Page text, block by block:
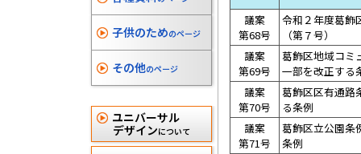
子供のためのページ
その他のページ
ユニバーサル
デザインについて
議案
第68号
令和２年度葛飾
（第７号）
議案
第69号
葛飾区地域コミ
一部を改正する
議案
第70号
葛飾区区有通路
る条例
議案
第71号
葛飾区立公園条
条例